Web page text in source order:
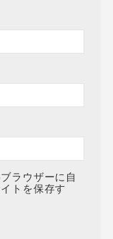
ラウザーに自
トを保存す